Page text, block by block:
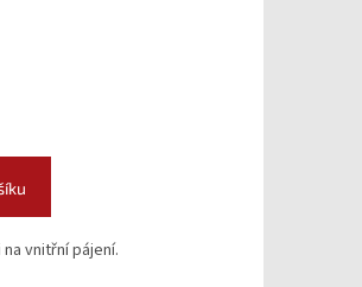
vnitřní pájení.